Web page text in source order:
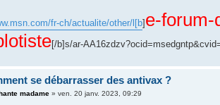
fr-ch/actualite/other/l[b]e-forum-
[/b]s/ar-
se débarrasser des antivax ?
madame» ven. 20 janv. 2023, 09:29